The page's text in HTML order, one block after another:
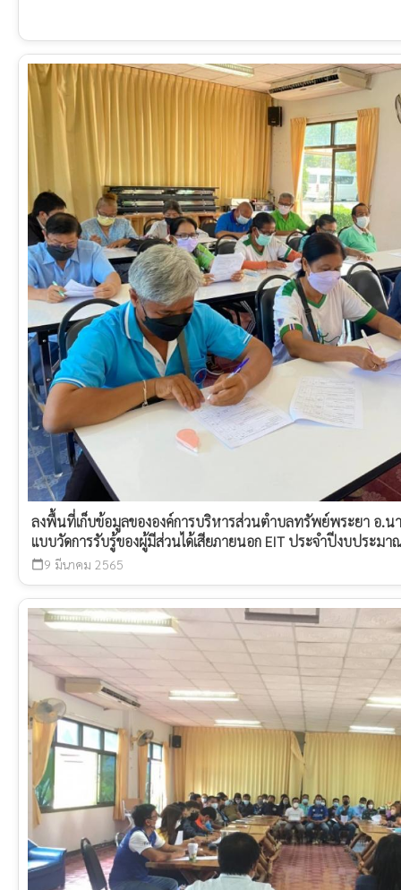
ลงพื้นที่เก็บข้อมูลขององค์การบริหารส่วนตำบลทรัพย์พระยา อ.นา
แบบวัดการรับรู้ของผู้มีส่วนได้เสียภายนอก EIT ประจำปีงบประมา
calendar_today 9 มีนาคม 2565